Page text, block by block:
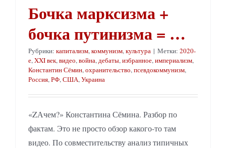
Бочка марксизма +
бочка путинизма = …
Рубрики: капитализм,коммунизм,культура | Метки: 2020-
е,XXI век,видео,война,дебаты,избранное,империализм,
Константин Сёмин,охранительство,псевдокоммунизм,
Россия,РФ,США,Украина
«ZАчем?» Константина Сёмина. Разбор по
фактам. Это не просто обзор какого-то там
видео. По совместительству анализ типичных